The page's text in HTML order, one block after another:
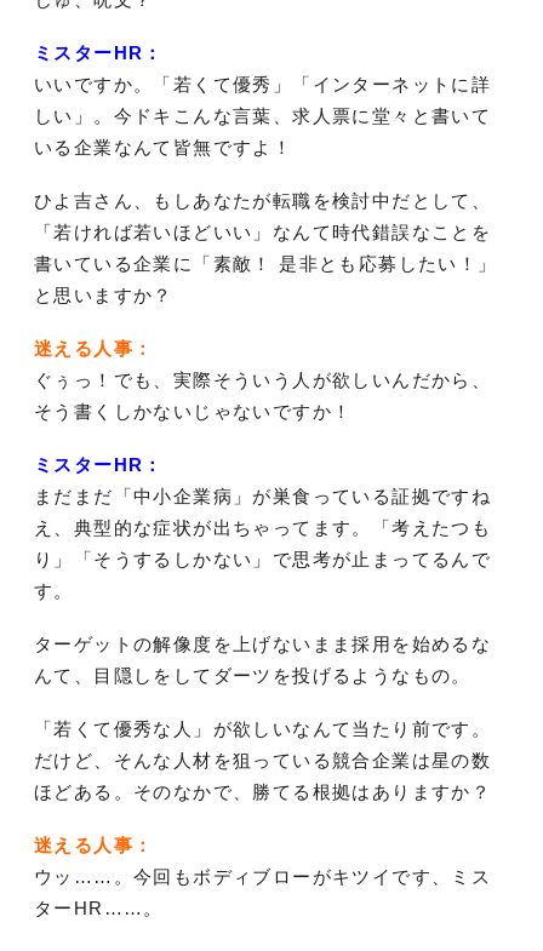
ミスターHR：
いいですか。「若くて優秀」「インターネットに詳
しい」。今ドキこんな言葉、求人票に堂々と書いて
いる企業なんて皆無ですよ！
ひよ吉さん、もしあなたが転職を検討中だとして、
「若ければ若いほどいい」なんて時代錯誤なことを
書いている企業に「素敵！ 是非とも応募したい！」
と思いますか？
迷える人事：
ぐぅっ！でも、実際そういう人が欲しいんだから、
そう書くしかないじゃないですか！
ミスターHR：
まだまだ「中小企業病」が巣食っている証拠ですね
え、典型的な症状が出ちゃってます。「考えたつも
り」「そうするしかない」で思考が止まってるんで
す。
ターゲットの解像度を上げないまま採用を始めるな
んて、目隠しをしてダーツを投げるようなもの。
「若くて優秀な人」が欲しいなんて当たり前です。
だけど、そんな人材を狙っている競合企業は星の数
ほどある。そのなかで、勝てる根拠はありますか？
迷える人事：
ウッ……。今回もボディブローがキツイです、ミス
ターHR……。